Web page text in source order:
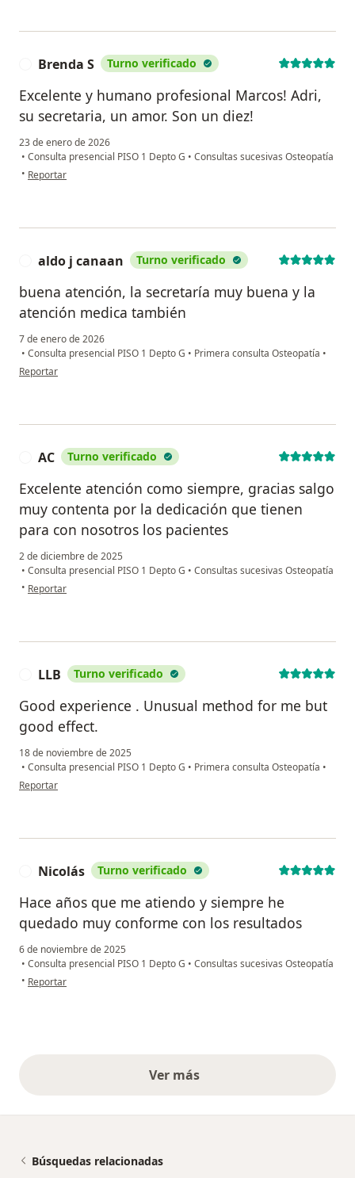
Brenda S Turno verificado
Excelente y humano profesional Marcos! Adri,
su secretaria, un amor. Son un diez!
23 de enero de 2026
• Consulta presencial PISO 1 Depto G • Consultas sucesivas Osteopatía
• en opinión del usuario Brenda S
Reportar
aldo j canaan Turno verificado
buena atención, la secretaría muy buena y la
atención medica también
7 de enero de 2026
• Consulta presencial PISO 1 Depto G • Primera consulta Osteopatía •
en opinión del usuario aldo j canaan
Reportar
AC Turno verificado
Excelente atención como siempre, gracias salgo
muy contenta por la dedicación que tienen
para con nosotros los pacientes
2 de diciembre de 2025
• Consulta presencial PISO 1 Depto G • Consultas sucesivas Osteopatía
• en opinión del usuario AC
Reportar
LLB Turno verificado
Good experience . Unusual method for me but
good effect.
18 de noviembre de 2025
• Consulta presencial PISO 1 Depto G • Primera consulta Osteopatía •
en opinión del usuario LLB
Reportar
Nicolás Turno verificado
Hace años que me atiendo y siempre he
quedado muy conforme con los resultados
6 de noviembre de 2025
• Consulta presencial PISO 1 Depto G • Consultas sucesivas Osteopatía
• en opinión del usuario Nicolás
Reportar
Ver másopiniones anteriores
Búsquedas relacionadas